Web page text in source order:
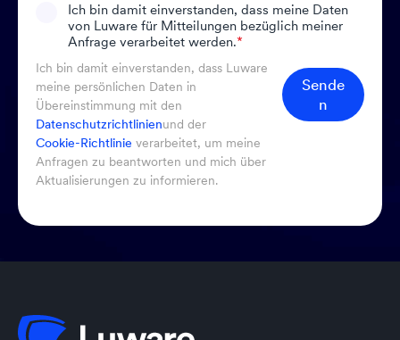
Ich bin damit einverstanden, dass meine Daten
von Luware für Mitteilungen bezüglich meiner
Anfrage verarbeitet werden.*
Ich bin damit einverstanden, dass Luware
meine persönlichen Daten in
Übereinstimmung mit den
Datenschutzrichtlinienund der
Cookie-Richtlinie verarbeitet, um meine
Anfragen zu beantworten und mich über
Aktualisierungen zu informieren.
Sende
n